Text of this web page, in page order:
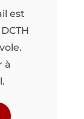
est
à